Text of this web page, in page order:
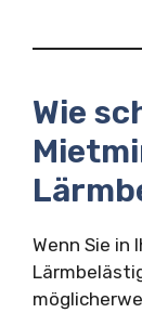
Wie
Wenn Sie in